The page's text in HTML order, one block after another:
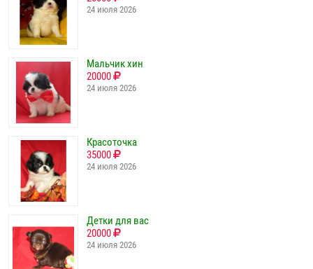
24 июля 2026
Мальчик хин
20000
24 июля 2026
Красоточка
35000
24 июля 2026
Детки для вас
20000
24 июля 2026